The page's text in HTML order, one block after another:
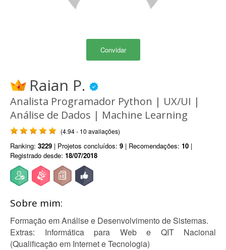
Convidar
Raian P.
Analista Programador Python | UX/UI |
Análise de Dados | Machine Learning
(4.94 - 10 avaliações)
Ranking: 3229 | Projetos concluídos: 9 | Recomendações: 10 |
Registrado desde: 18/07/2018
Sobre mim:
Formação em Análise e Desenvolvimento de Sistemas.
Extras: Informática para Web e QIT Nacional
(Qualificação em Internet e Tecnologia)